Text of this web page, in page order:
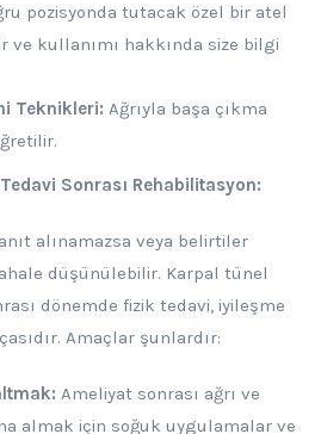
pozisyonda tutacak özel bir atel
ve kullanımı hakkında size bilgi
Teknikleri: Ağrıyla başa çıkma
Sonrası Rehabilitasyon:
alınamazsa veya belirtiler
düşünülebilir. Karpal tünel
dönemde fizik tedavi, iyileşme
Amaçlar şunlardır:
Ameliyat sonrası ağrı ve
almak için soğuk uygulamalar ve